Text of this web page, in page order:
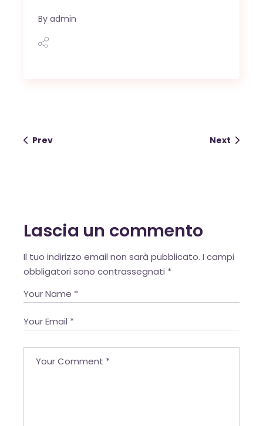
powered by
By admin
Prev Next
Lascia un commento
Il tuo indirizzo email non sarà pubblicato. I campi
obbligatori sono contrassegnati *